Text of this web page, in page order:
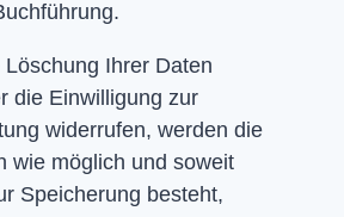
Ihrer Daten
die Einwilligung zur
widerrufen, werden die
wie möglich und soweit
Speicherung besteht,